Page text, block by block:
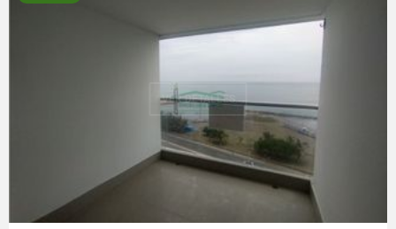
VER DETALLES